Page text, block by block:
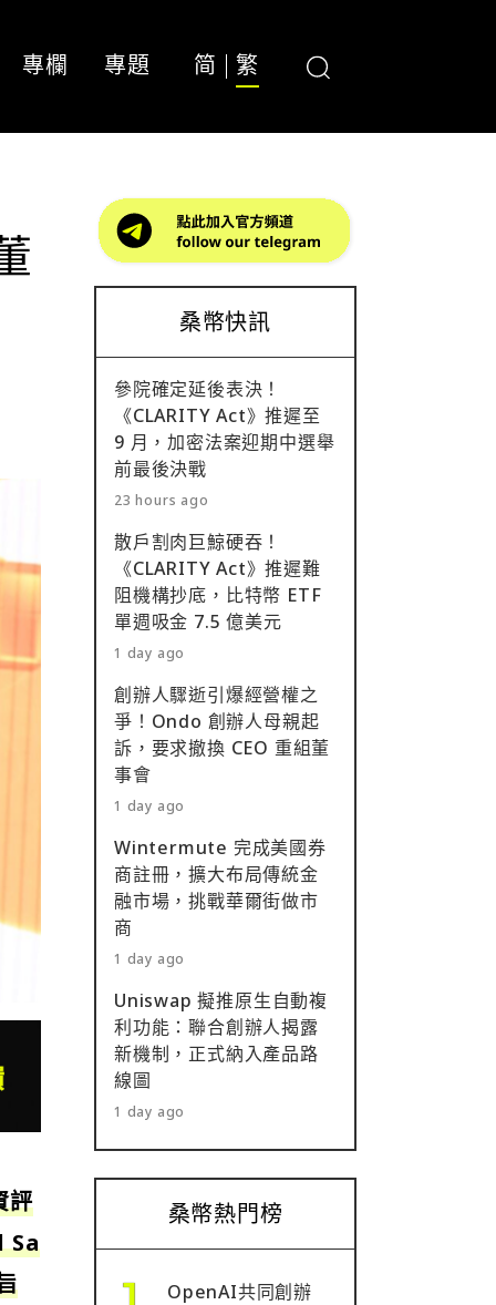
專欄 專題 简 繁
評
Sa
桑幣快訊
參院確定延後表決！
《CLARITY Act》推遲至
9 月，加密法案迎期中選舉
前最後決戰
23 hours ago
散戶割肉巨鯨硬吞！
《CLARITY Act》推遲難
阻機構抄底，比特幣 ETF
單週吸金 7.5 億美元
1 day ago
創辦人驟逝引爆經營權之
爭！Ondo 創辦人母親起
訴，要求撤換 CEO 重組董
事會
1 day ago
Wintermute 完成美國券
商註冊，擴大布局傳統金
融市場，挑戰華爾街做市
商
1 day ago
Uniswap 擬推原生自動複
利功能：聯合創辦人揭露
新機制，正式納入產品路
線圖
1 day ago
桑幣熱門榜
OpenAI共同創辦